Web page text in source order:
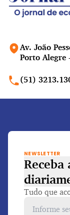
Av. João
Porto Alegre
(51)
NEWSLETTER
Tudo que